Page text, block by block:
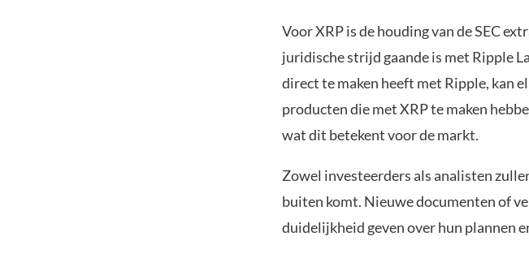
Voor XRP is de houding van de SEC
juridische strijd gaande is met Ripple
direct te maken heeft met Ripple, kan
producten die met XRP te maken
wat dit betekent voor de markt.
Zowel investeerders als analisten
buiten komt. Nieuwe documenten of
duidelijkheid geven over hun plannen